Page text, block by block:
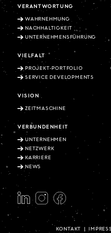
VERANTWORTUNG
WAHRNEHMUNG
NACHHALTIGKEIT
UNTERNEHMENSFÜHRUNG
VIELFALT
PROJEKT-PORTFOLIO
SERVICE DEVELOPMENTS
VISION
ZEITMASCHINE
VERBUNDENHEIT
UNTERNEHMEN
NETZWERK
KARRIERE
NEWS
KONTAKT |